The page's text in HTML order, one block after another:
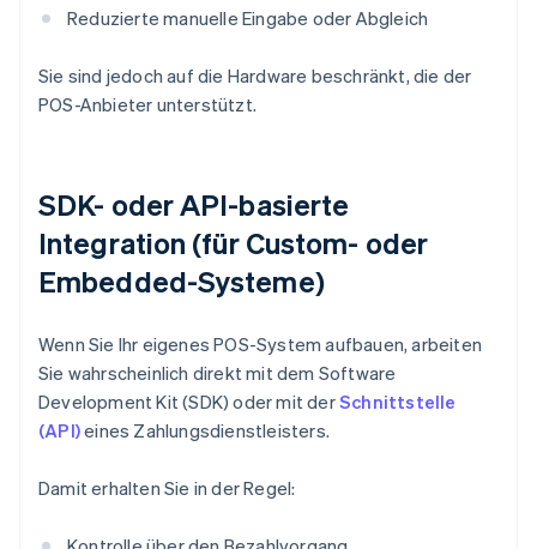
Reduzierte manuelle Eingabe oder Abgleich
Sie sind jedoch auf die Hardware beschränkt, die der
POS-Anbieter unterstützt.
SDK- oder API-basierte
Integration (für Custom- oder
Embedded-Systeme)
Wenn Sie Ihr eigenes POS-System aufbauen, arbeiten
Sie wahrscheinlich direkt mit dem Software
Development Kit (SDK) oder mit derSchnittstelle
(API)eines Zahlungsdienstleisters.
Damit erhalten Sie in der Regel: